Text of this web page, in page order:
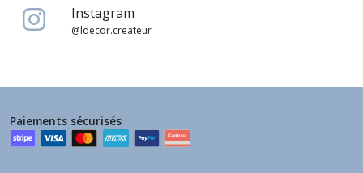
Instagram
@ldecor.createur
Paiements sécurisés